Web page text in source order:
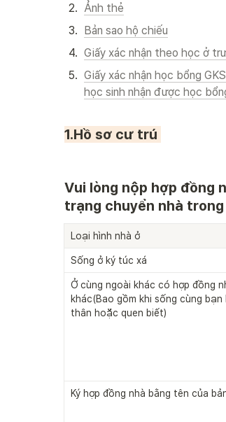
2. Ảnh thẻ
3. Bản sao hộ chiếu
4. Giấy xác nhận theo học ở
5. Giấy xác nhận học bổng
học sinh nhận được học
1.Hồ sơ cư trú
Vui lòng nộp hợp đồng
trạng chuyển nhà
Loại hình nhà ở
Sống ở ký túc xá
Ở cùng ngoài khác có hợp đồng
khác(Bao gồm khi sống cùng bạn
thân hoặc quen biết)
Ký hợp đồng nhà bằng tên của